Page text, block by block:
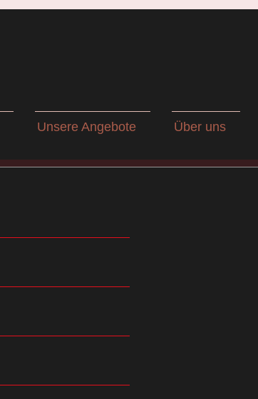
Unsere Angebote Über uns